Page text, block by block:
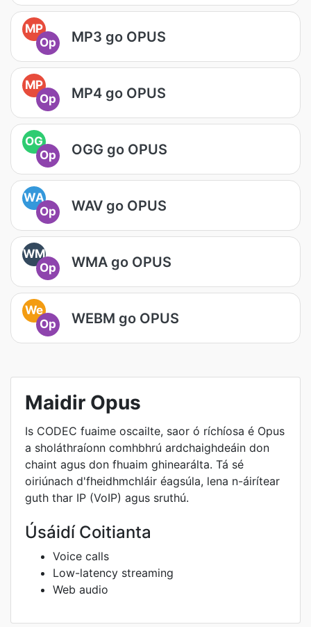
MP
Op
MP3 go OPUS
MP
Op
MP4 go OPUS
OG
Op
OGG go OPUS
WA
Op
WAV go OPUS
WM
Op
WMA go OPUS
We
Op
WEBM go OPUS
Maidir Opus
Is CODEC fuaime oscailte, saor ó ríchíosa é Opus
a sholáthraíonn comhbhrú ardchaighdeáin don
chaint agus don fhuaim ghinearálta. Tá sé
oiriúnach d'fheidhmchláir éagsúla, lena n-áirítear
guth thar IP (VoIP) agus sruthú.
Úsáidí Coitianta
Voice calls
Low-latency streaming
Web audio